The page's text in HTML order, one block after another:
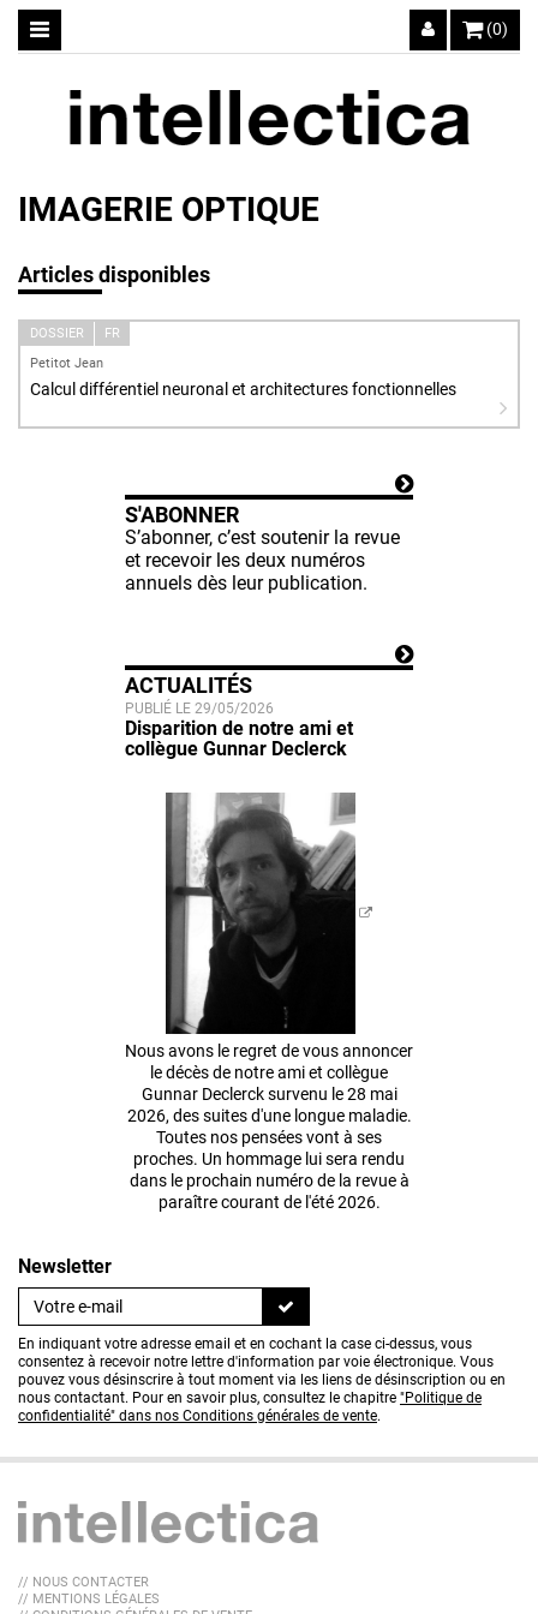
(0)
IMAGERIE OPTIQUE
Articles disponibles
DOSSIER
FR
Petitot Jean
Calcul différentiel neuronal et architectures fonctionnelles
S'ABONNER
S’abonner, c’est soutenir la revue
et recevoir les deux numéros
annuels dès leur publication.
ACTUALITÉS
PUBLIÉ LE 29/05/2026
Disparition de notre ami et
collègue Gunnar Declerck
Nous avons le regret de vous annoncer
le décès de notre ami et collègue
Gunnar Declerck survenu le 28 mai
2026, des suites d'une longue maladie.
Toutes nos pensées vont à ses
proches. Un hommage lui sera rendu
dans le prochain numéro de la revue à
paraître courant de l'été 2026.
Newsletter
En indiquant votre adresse email et en cochant la case ci-dessus, vous
consentez à recevoir notre lettre d'information par voie électronique. Vous
pouvez vous désinscrire à tout moment via les liens de désinscription ou en
nous contactant. Pour en savoir plus, consultez le chapitre "Politique de
confidentialité" dans nos Conditions générales de vente.
// NOUS CONTACTER
// MENTIONS LÉGALES